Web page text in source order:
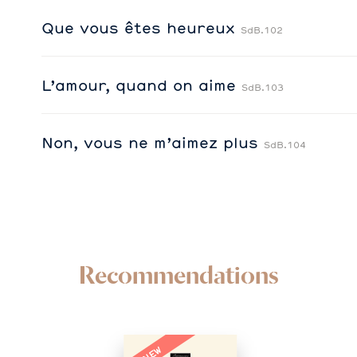
Que vous êtes heureux SdB.102
L’amour, quand on aime SdB.103
Non, vous ne m’aimez plus SdB.104
Recommendations